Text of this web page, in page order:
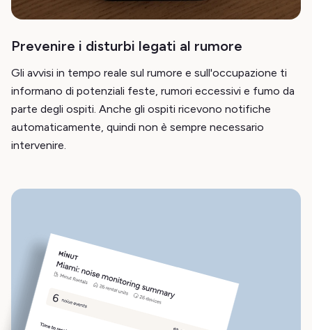
Prevenire i disturbi legati al rumore
Gli avvisi in tempo reale sul rumore e sull'occupazione ti
informano di potenziali feste, rumori eccessivi e fumo da
parte degli ospiti. Anche gli ospiti ricevono notifiche
automaticamente, quindi non è sempre necessario
intervenire.